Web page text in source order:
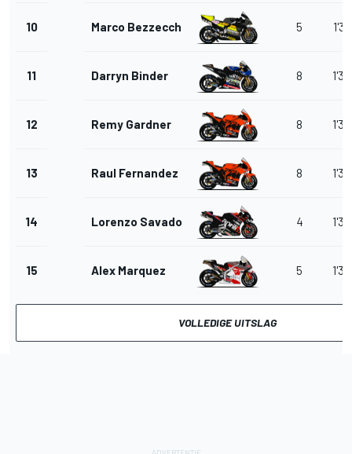
10 Marco Bezzecchi 5
11 Darryn Binder 8
12 Remy Gardner 8
13 Raul Fernandez 8
14 Lorenzo Savadori 4
15 Alex Marquez 5
VOLLEDIGE UITSLAG